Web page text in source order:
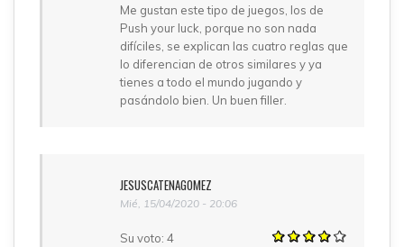
Me gustan este tipo de juegos, los de
Push your luck, porque no son nada
difíciles, se explican las cuatro reglas que
lo diferencian de otros similares y ya
tienes a todo el mundo jugando y
pasándolo bien. Un buen filler.
JESUSCATENAGOMEZ
Mié, 15/04/2020 - 20:06
Su voto: 4